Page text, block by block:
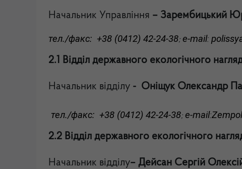
Начальник Управління – Зарембицький
тел./факс: +38 (0412) 42-24-38; e-mail:
2.1 Відділ державного екологічного
Начальник відділу - Оніщук Олександр
тел./факс: +38 (0412) 42-24-38; e-mail:
2.2 Відділ державного екологічного
Начальник відділу– Дейсан Сергій